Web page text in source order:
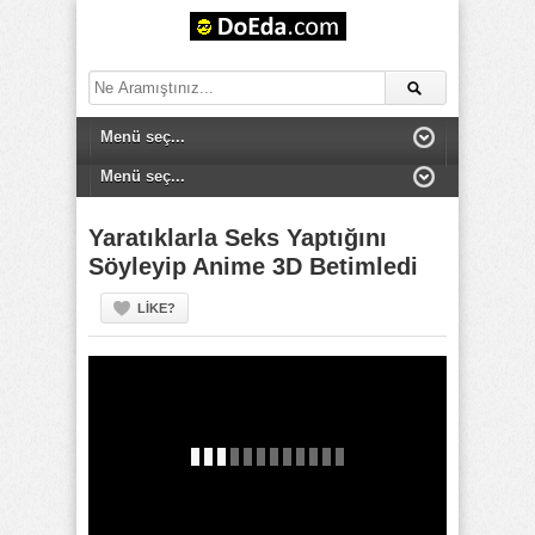
Yaratıklarla Seks Yaptığını
Söyleyip Anime 3D Betimledi
LIKE?